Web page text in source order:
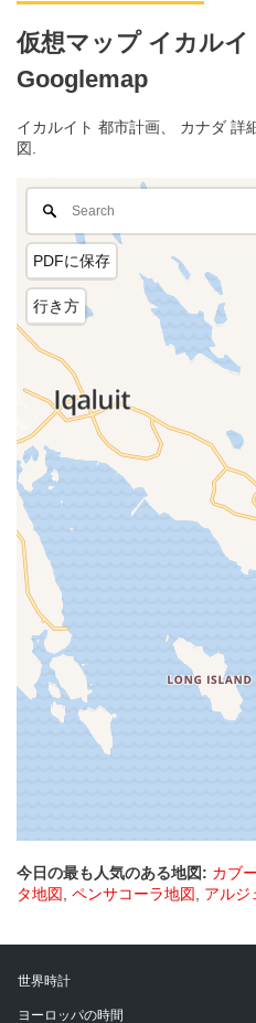
仮想マップ イカル
Googlemap
イカルイト 都市計画、 カナダ 詳
図.
PDFに保存
行き方
今日の最も人気のある地図: カブ
タ地図, ペンサコーラ地図, アルジ
世界時計
ヨーロッパの時間